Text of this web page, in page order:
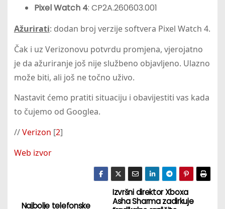
Pixel Watch 4: CP2A.260603.001
Ažurirati: dodan broj verzije softvera Pixel Watch 4.
Čak i uz Verizonovu potvrdu promjena, vjerojatno
je da ažuriranje još nije službeno objavljeno. Ulazno
može biti, ali još ne točno uživo.
Nastavit ćemo pratiti situaciju i obavijestiti vas kada
to čujemo od Googlea.
//Verizon [2]
Web izvor
N
Izvršni direktor Xboxa
Asha Sharma zadirkuje
Najbolje telefonske